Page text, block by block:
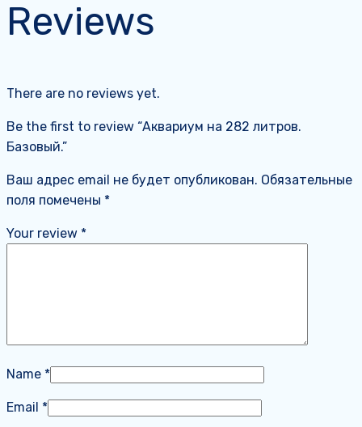
Reviews
There are no reviews yet.
Be the first to review “Аквариум на 282 литров.
Базовый.”
Ваш адрес email не будет опубликован. Обязательные
поля помечены *
Your review *
Name *
Email *